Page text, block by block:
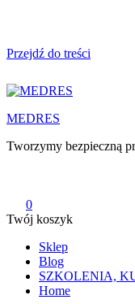
Przejdź do treści
MEDRES
Tworzymy bezpieczną
0
Twój koszyk
Sklep
Blog
SZKOLENIA,
Home